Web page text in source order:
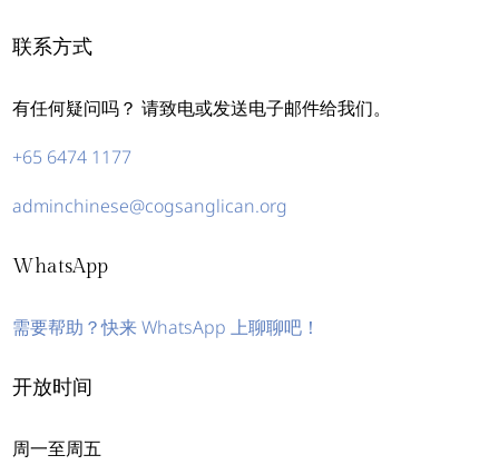
联系方式
有任何疑问吗？ 请致电或发送电子邮件给我们。
+65 6474 1177
adminchinese@cogsanglican.org
WhatsApp
需要帮助？快来 WhatsApp 上聊聊吧！
开放时间
周一至周五